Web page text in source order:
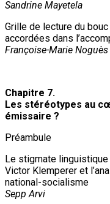
Sandrine Mayetela
Grille de lecture du
accordées dans
Françoise-Marie Noguès
Chapitre 7.
Les stéréotypes au
émissaire ?
Préambule
Le stigmate
Victor Klemperer et
national-socialisme
Sepp Arvi